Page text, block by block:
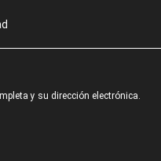
y su dirección electrónica.